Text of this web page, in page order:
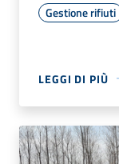
Gestione rifiuti
LEGGI DI PIÙ